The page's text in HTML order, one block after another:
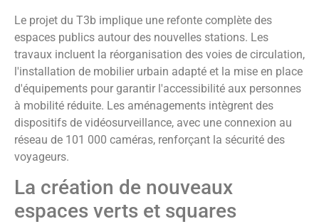
Le projet du T3b implique une refonte complète des
espaces publics autour des nouvelles stations. Les
travaux incluent la réorganisation des voies de circulation,
l'installation de mobilier urbain adapté et la mise en place
d'équipements pour garantir l'accessibilité aux personnes
à mobilité réduite. Les aménagements intègrent des
dispositifs de vidéosurveillance, avec une connexion au
réseau de 101 000 caméras, renforçant la sécurité des
voyageurs.
La création de nouveaux
espaces verts et squares